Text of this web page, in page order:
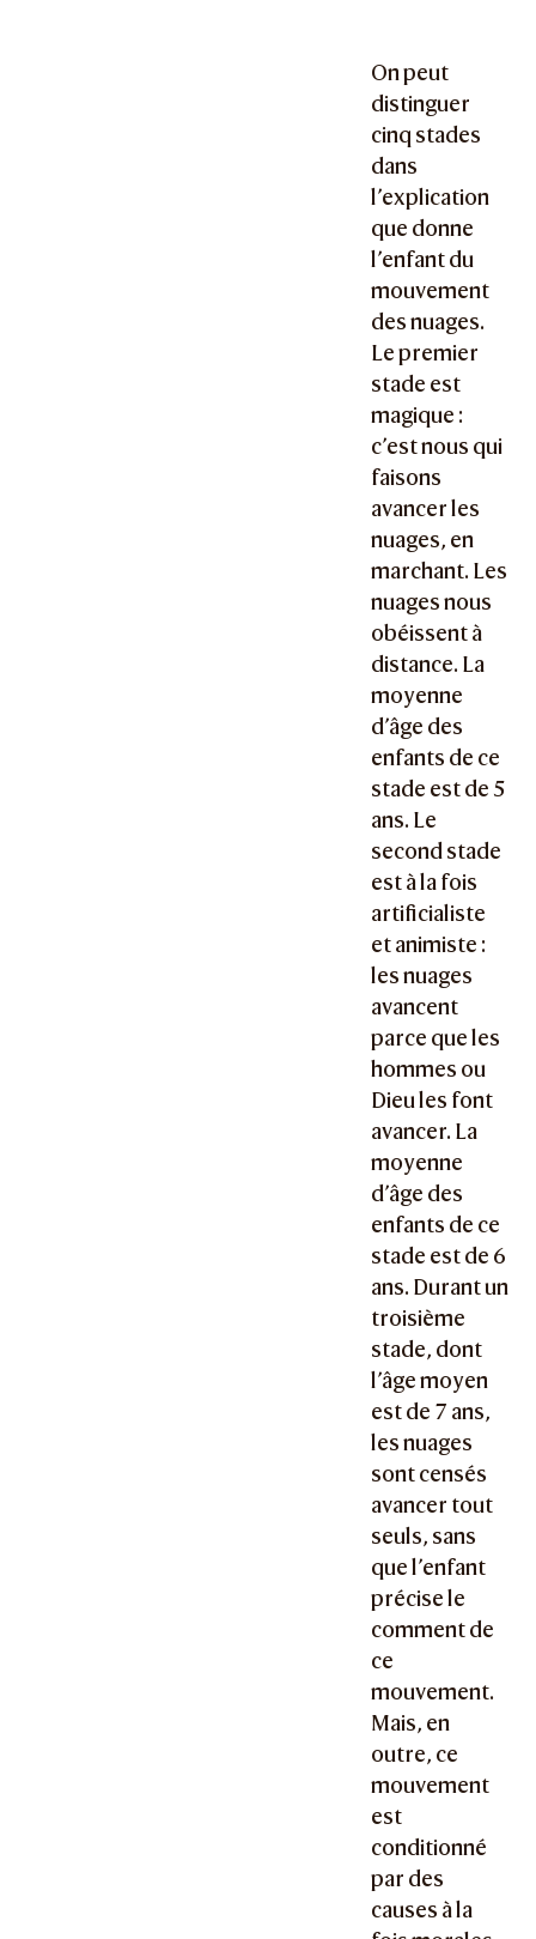
On peut
distinguer
cinq stades
dans
l’explication
que donne
l’enfant du
mouvement
des nuages.
Le premier
stade est
magique :
c’est nous qui
faisons
avancer les
nuages, en
marchant. Les
nuages nous
obéissent à
distance. La
moyenne
d’âge des
enfants de ce
stade est de 5
ans. Le
second stade
est à la fois
artificialiste
et animiste :
les nuages
avancent
parce que les
hommes ou
Dieu les font
avancer. La
moyenne
d’âge des
enfants de ce
stade est de 6
ans. Durant un
troisième
stade, dont
l’âge moyen
est de 7 ans,
les nuages
sont censés
avancer tout
seuls, sans
que l’enfant
précise le
comment de
ce
mouvement.
Mais, en
outre, ce
mouvement
est
conditionné
par des
causes à la